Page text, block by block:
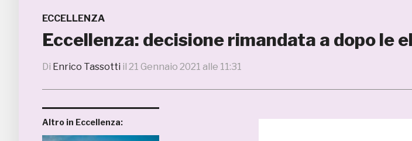
ECCELLENZA
Eccellenza: decisione rimandata a dopo le
Di Enrico Tassotti il 21 Gennaio 2021 alle 11:31
Altro in Eccellenza: